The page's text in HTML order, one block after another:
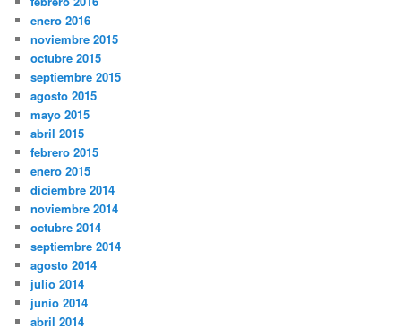
enero 2016
noviembre 2015
octubre 2015
septiembre 2015
agosto 2015
mayo 2015
abril 2015
febrero 2015
enero 2015
diciembre 2014
noviembre 2014
octubre 2014
septiembre 2014
agosto 2014
julio 2014
junio 2014
abril 2014